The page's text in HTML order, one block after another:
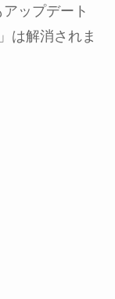
ップデート
は解消されま